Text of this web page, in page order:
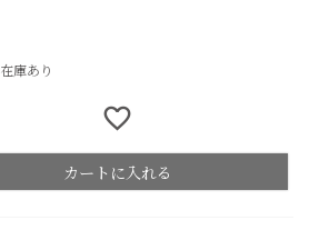
在庫あり
カートに入れる